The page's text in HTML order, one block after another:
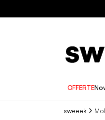
OFFERTE
sweeek